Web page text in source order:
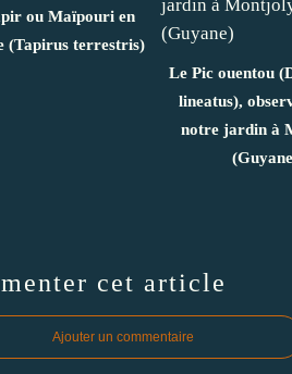
ou Maïpouri en
(Tapirus terrestris)
Le Pic ouentou
lineatus),
notre jardin à
cet article
Ajouter un commentaire